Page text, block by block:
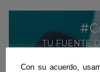
TU FUENTE
Con su acuerdo,